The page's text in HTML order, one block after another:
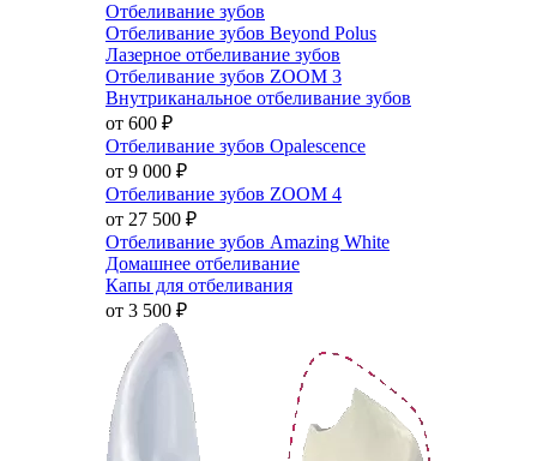
Отбеливание зубов
Отбеливание зубов Beyond Polus
Лазерное отбеливание зубов
Отбеливание зубов ZOOM 3
Внутриканальное отбеливание зубов
от 600 ₽
Отбеливание зубов Opalescence
от 9 000 ₽
Отбеливание зубов ZOOM 4
от 27 500 ₽
Отбеливание зубов Amazing White
Домашнее отбеливание
Капы для отбеливания
от 3 500 ₽